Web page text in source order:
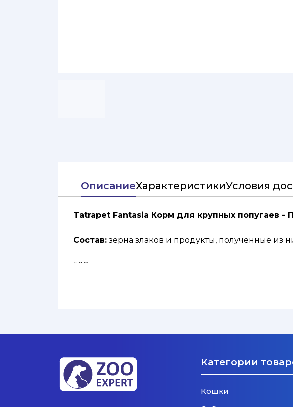
ОписаниеХарактеристикиУсловия
Tatrapet Fantasia Корм для крупных попугаев
Состав: зерна злаков и продукты, полученные из
500gr
Категории
Кошки